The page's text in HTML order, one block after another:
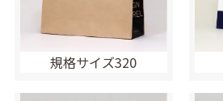
規格サイズ320